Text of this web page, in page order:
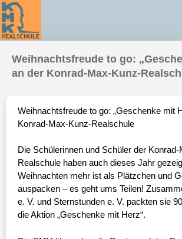
Weihnachtsfreude to go:
an der Konrad-Max-Kunz-
Dimmer, Ingo
Weihnachtsfreude to go: „Geschenke mit
Konrad-Max-Kunz-Realschule
Die Schülerinnen und Schüler der
Realschule haben auch dieses Jahr
Weihnachten mehr ist als Plätzchen und
auspacken – es geht ums Teilen!
e. V. und Sternstunden e. V. packten sie
die Aktion „Geschenke mit Herz“.